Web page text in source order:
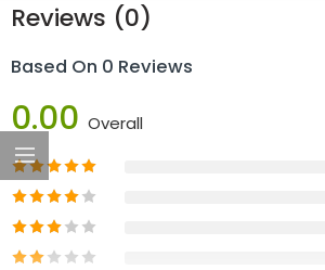
Reviews (0)
Based On 0 Reviews
0.00 Overall